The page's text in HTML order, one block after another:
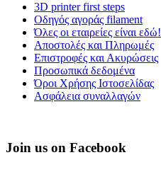
3D printer first steps
Οδηγός αγοράς filament
Όλες οι εταιρείες είναι εδώ!
Αποστολές και Πληρωμές
Επιστροφές και Ακυρώσεις
Προσωπικά δεδομένα
Όροι Χρήσης Ιστοσελίδας
Ασφάλεια συναλλαγών
Join us on Facebook